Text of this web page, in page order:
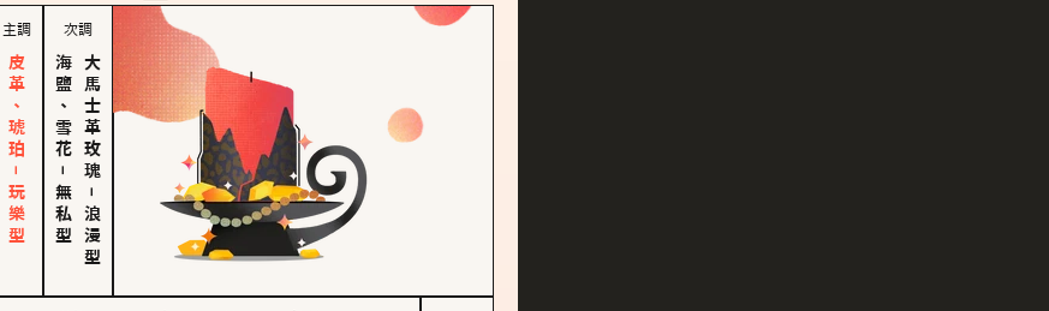
主調
皮革、琥珀－玩樂型
次調
海鹽、雪花
－
無私型
大馬士革玫瑰
－
浪漫型